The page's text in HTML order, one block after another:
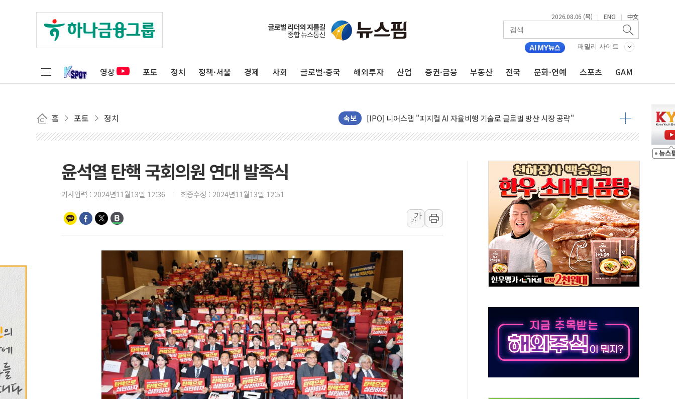
2026.08.06 (목) | ENG | 中文
패밀리 사이트
영상 포토 정치 정책·서울 경제 사회 글로벌·중국 해외투자 산업 증권·금융 부동산 전국 문화·연예 스포츠 GAM
홈 포토 정치 속보
[속보] 북, 동해상으로 미상 발사체 발사
한국투자증권, 국내 최초 상반기 영업이익 2조 돌파
한패스, 월 송금 60만건 돌파
李대통령 "청소년 SNS 제한, 형평성·여론 고려해야…충분한 사회적 논의 주문"
중소기업계 "세제개편안 기본방향 공감...현장 목소리 반영되길"
"전월세 대책 없고 집값만 오른다"…서울시 부동산 토론회서 쏟아진 우려
청와대 "내일 부동산 점검 2차 회의"…주택 공급 방안 논의한다
케이피에프, 2분기 매출액 2136억원
국민통합위 "청년엔 기회를, 중고령층엔 안정을"…세대상생 일자리 특위 출범
레드캡투어, 2분기 영업익 16% 증가…역대 2분기 최대 실적
HD건설기계, 재생에너지 사용률 40%로 높인다…2040 RE100 속도
아파트에 코브라가…검찰, 멸종위기종 밀수 조직 적발
윤영달 크라운해태 회장 "미래세대와 전통문화 소통 자리, 꾸준히 만들겠다"
'주택 공급 vs 공원 보존'…용산어린이정원 활용 놓고 충돌 예고
부대찌개·보쌈 프랜차이즈 '놀부' 법원에 기업회생 신청
깊이가 다른 글로벌 투자 정보 GAM - 맛보기편 (8/6)
원포유, 그린비파트너스 흡수합병…비대면 영상서비스 경쟁력 강화
윤석열 탄핵 국회의원 연대 발족식
기사입력 : 2024년11월13일 12:36 최종수정 : 2024년11월13일 12:51
가
가